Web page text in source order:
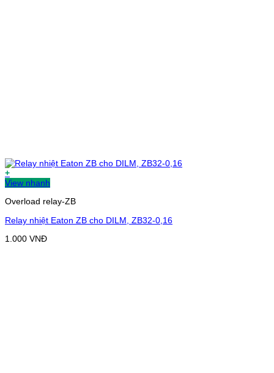
+
View nhanh
Overload relay-ZB
Relay nhiệt Eaton ZB cho DILM, ZB32-0,16
1.000 VNĐ